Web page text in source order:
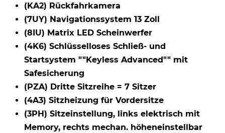
(KA2) Rückfahrkamera
(7UY) Navigationssystem 13 Zoll
(8IU) Matrix LED Scheinwerfer
(4K6) Schlüsselloses Schließ- und
Startsystem ""Keyless Advanced"" mit
Safesicherung
(PZA) Dritte Sitzreihe = 7 Sitzer
(4A3) Sitzheizung für Vordersitze
(3PH) Sitzeinstellung, links elektrisch mit
Memory, rechts mechan. höheneinstellbar